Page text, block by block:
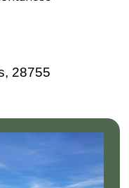
28755